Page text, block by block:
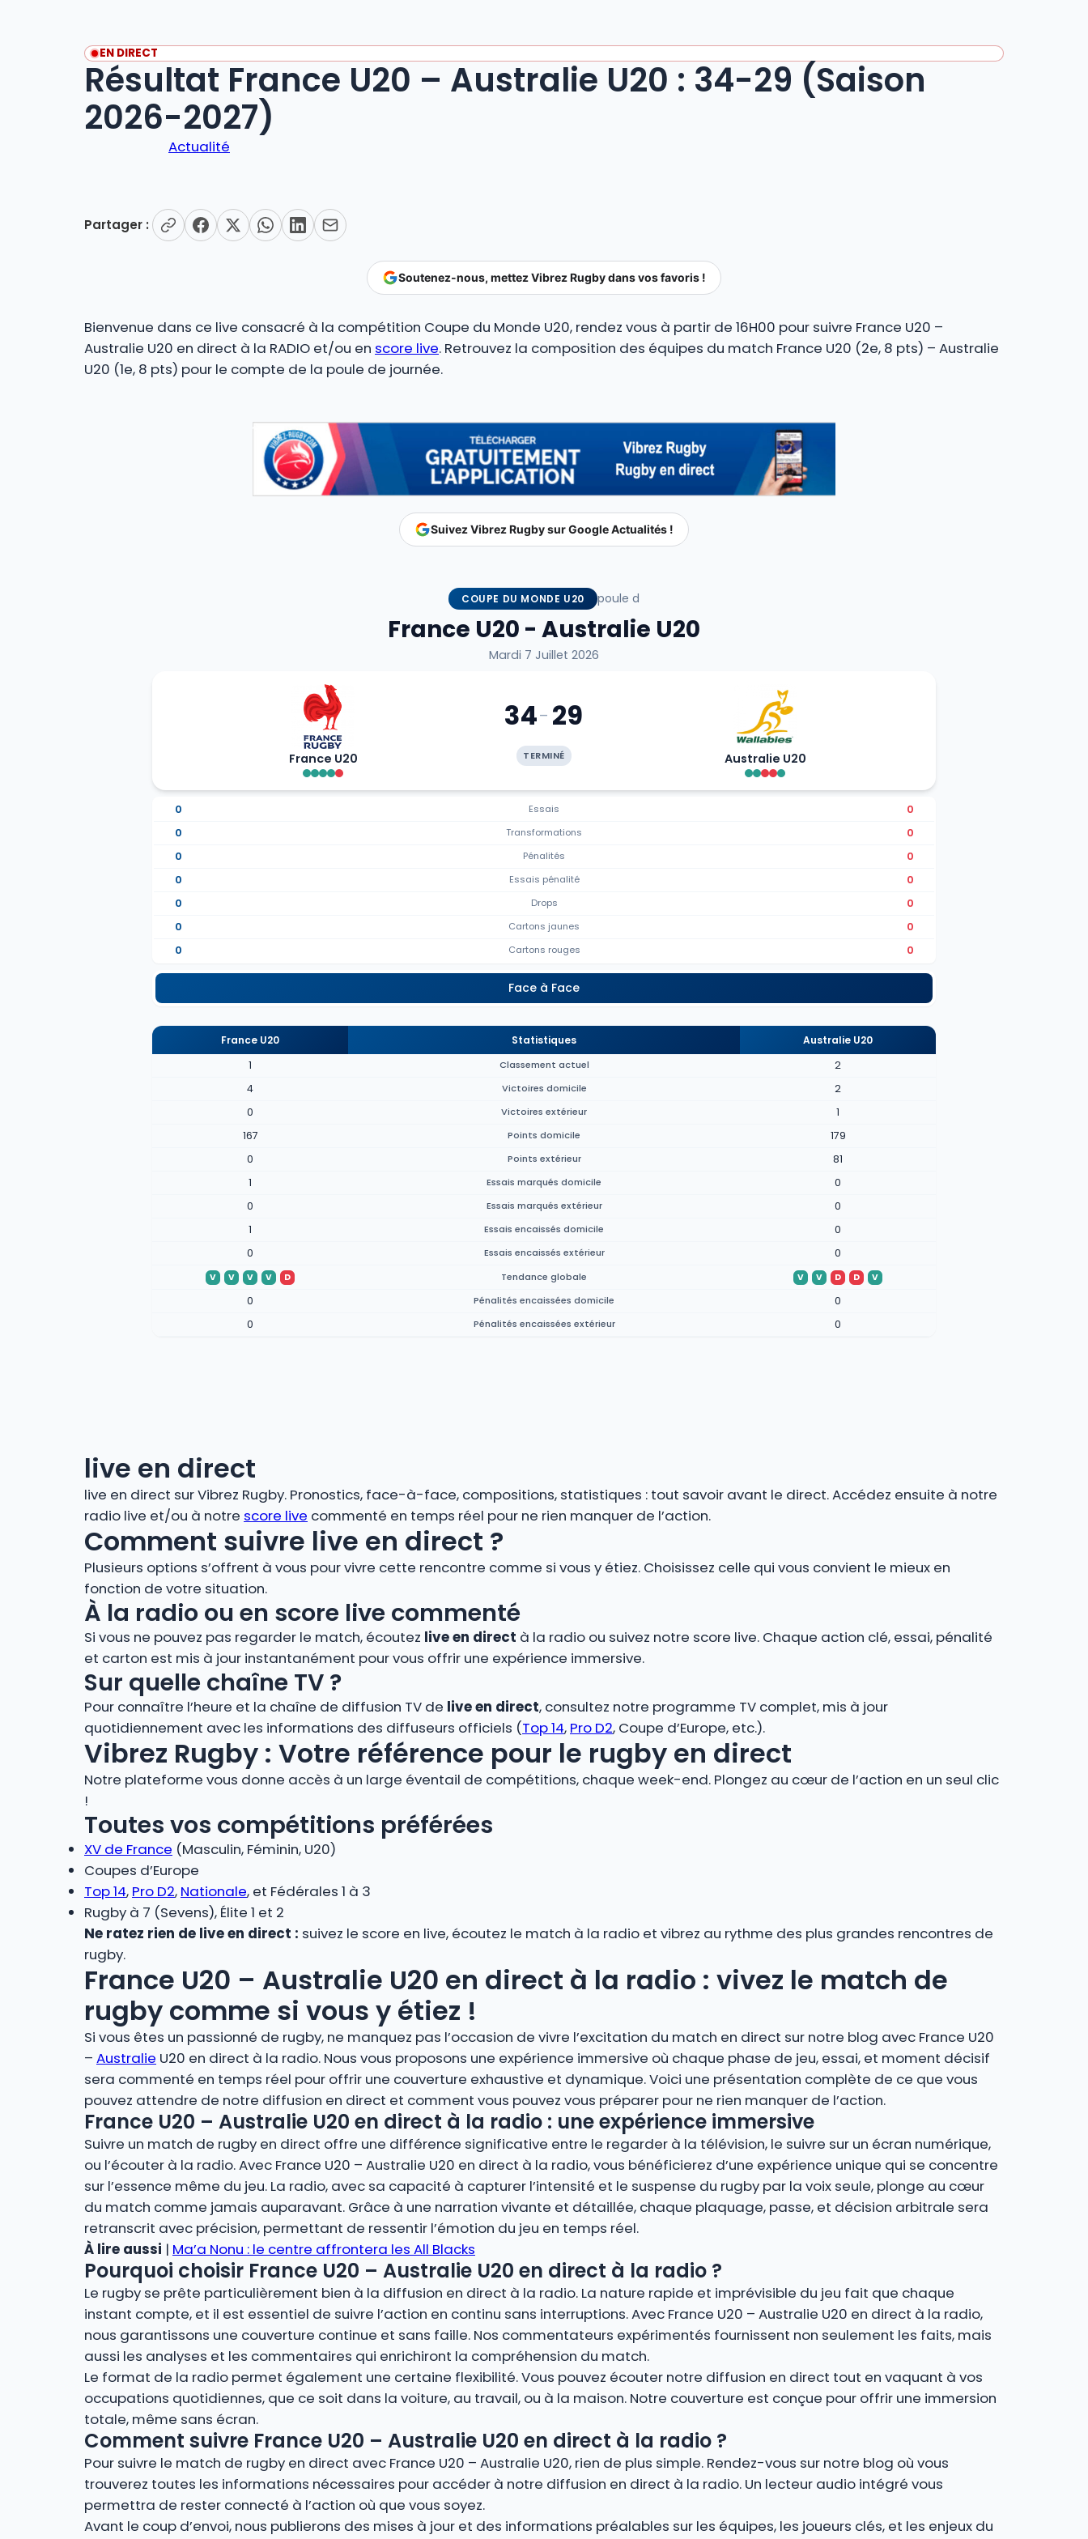
EN DIRECT
Résultat France U20 – Australie U20 : 34-29 (Saison
2026-2027)
Actualité
Partager :
Soutenez-nous, mettez Vibrez Rugby dans vos favoris !
Bienvenue dans ce live consacré à la compétition Coupe du Monde U20, rendez vous à partir de 16H00 pour suivre France U20 –
Australie U20 en direct à la RADIO et/ou en score live. Retrouvez la composition des équipes du match France U20 (2e, 8 pts) – Australie
U20 (1e, 8 pts) pour le compte de la poule de journée.
Suivez Vibrez Rugby sur Google Actualités !
COUPE DU MONDE U20 poule d
France U20 - Australie U20
Mardi 7 Juillet 2026
France U20
34- 29
TERMINÉ Australie U20
0 Essais
0
0
Transformations
0
0
Pénalités
0
0
Essais pénalité
0
0
Drops
0
0
Cartons jaunes
0
0
Cartons rouges 0
Face à Face
France U20 Statistiques
Australie U20
1
Classement actuel
2
4
Victoires domicile
2
0
Victoires extérieur
1
167
Points domicile
179
0
Points extérieur
81
1
Essais marqués domicile
0
0
Essais marqués extérieur
0
1
Essais encaissés domicile
0
0
Essais encaissés extérieur 0
V V V V D Tendance globale V V D D V
0 Pénalités encaissées domicile
0
0
Pénalités encaissées extérieur 0
live en direct
live en direct sur Vibrez Rugby. Pronostics, face-à-face, compositions, statistiques : tout savoir avant le direct. Accédez ensuite à notre
radio live et/ou à notre score live commenté en temps réel pour ne rien manquer de l’action.
Comment suivre live en direct ?
Plusieurs options s’offrent à vous pour vivre cette rencontre comme si vous y étiez. Choisissez celle qui vous convient le mieux en
fonction de votre situation.
À la radio ou en score live commenté
Si vous ne pouvez pas regarder le match, écoutez live en direct à la radio ou suivez notre score live. Chaque action clé, essai, pénalité
et carton est mis à jour instantanément pour vous offrir une expérience immersive.
Sur quelle chaîne TV ?
Pour connaître l’heure et la chaîne de diffusion TV de live en direct, consultez notre programme TV complet, mis à jour
quotidiennement avec les informations des diffuseurs officiels (Top 14, Pro D2, Coupe d’Europe, etc.).
Vibrez Rugby : Votre référence pour le rugby en direct
Notre plateforme vous donne accès à un large éventail de compétitions, chaque week-end. Plongez au cœur de l’action en un seul clic
!
Toutes vos compétitions préférées
XV de France (Masculin, Féminin, U20)
Coupes d’Europe
Top 14, Pro D2, Nationale, et Fédérales 1 à 3
Rugby à 7 (Sevens), Élite 1 et 2
Ne ratez rien de live en direct : suivez le score en live, écoutez le match à la radio et vibrez au rythme des plus grandes rencontres de
rugby.
France U20 – Australie U20 en direct à la radio : vivez le match de
rugby comme si vous y étiez !
Si vous êtes un passionné de rugby, ne manquez pas l’occasion de vivre l’excitation du match en direct sur notre blog avec France U20
– Australie U20 en direct à la radio. Nous vous proposons une expérience immersive où chaque phase de jeu, essai, et moment décisif
sera commenté en temps réel pour offrir une couverture exhaustive et dynamique. Voici une présentation complète de ce que vous
pouvez attendre de notre diffusion en direct et comment vous pouvez vous préparer pour ne rien manquer de l’action.
France U20 – Australie U20 en direct à la radio : une expérience immersive
Suivre un match de rugby en direct offre une différence significative entre le regarder à la télévision, le suivre sur un écran numérique,
ou l’écouter à la radio. Avec France U20 – Australie U20 en direct à la radio, vous bénéficierez d’une expérience unique qui se concentre
sur l’essence même du jeu. La radio, avec sa capacité à capturer l’intensité et le suspense du rugby par la voix seule, plonge au cœur
du match comme jamais auparavant. Grâce à une narration vivante et détaillée, chaque plaquage, passe, et décision arbitrale sera
retranscrit avec précision, permettant de ressentir l’émotion du jeu en temps réel.
À lire aussi | Ma’a Nonu : le centre affrontera les All Blacks
Pourquoi choisir France U20 – Australie U20 en direct à la radio ?
Le rugby se prête particulièrement bien à la diffusion en direct à la radio. La nature rapide et imprévisible du jeu fait que chaque
instant compte, et il est essentiel de suivre l’action en continu sans interruptions. Avec France U20 – Australie U20 en direct à la radio,
nous garantissons une couverture continue et sans faille. Nos commentateurs expérimentés fournissent non seulement les faits, mais
aussi les analyses et les commentaires qui enrichiront la compréhension du match.
Le format de la radio permet également une certaine flexibilité. Vous pouvez écouter notre diffusion en direct tout en vaquant à vos
occupations quotidiennes, que ce soit dans la voiture, au travail, ou à la maison. Notre couverture est conçue pour offrir une immersion
totale, même sans écran.
Comment suivre France U20 – Australie U20 en direct à la radio ?
Pour suivre le match de rugby en direct avec France U20 – Australie U20, rien de plus simple. Rendez-vous sur notre blog où vous
trouverez toutes les informations nécessaires pour accéder à notre diffusion en direct à la radio. Un lecteur audio intégré vous
permettra de rester connecté à l’action où que vous soyez.
Avant le coup d’envoi, nous publierons des mises à jour et des informations préalables sur les équipes, les joueurs clés, et les enjeux du